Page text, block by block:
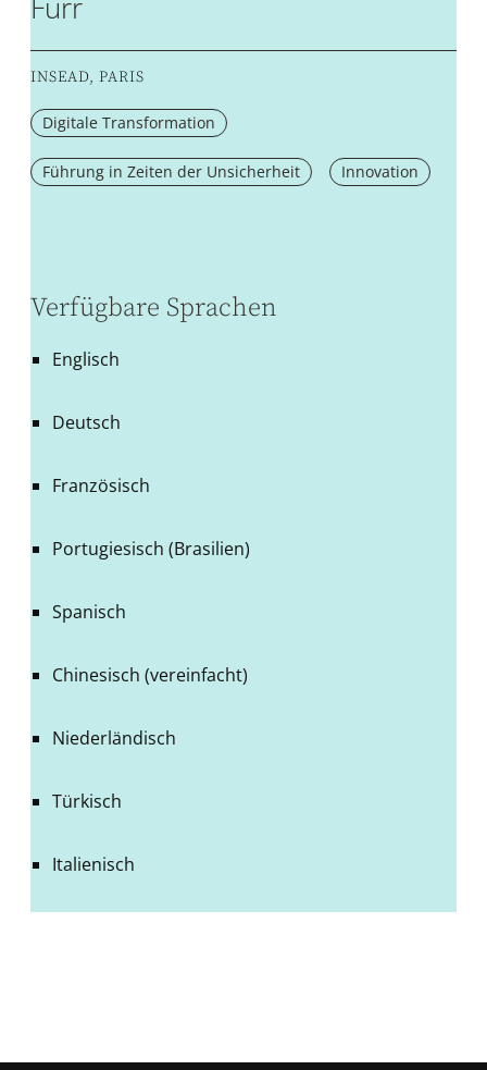
INSEAD, PARIS
Digitale Transformation
Führung in Zeiten der Unsicherheit Innovation
Verfügbare Sprachen
Englisch
Deutsch
Französisch
Portugiesisch (Brasilien)
Spanisch
Chinesisch (vereinfacht)
Niederländisch
Türkisch
Italienisch